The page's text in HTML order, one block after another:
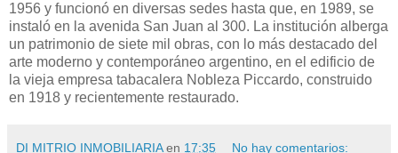
1956 y funcionó en diversas sedes hasta que, en 1989, se
instaló en la avenida San Juan al 300. La institución alberga
un patrimonio de siete mil obras, con lo más destacado del
arte moderno y contemporáneo argentino, en el edificio de
la vieja empresa tabacalera Nobleza Piccardo, construido
en 1918 y recientemente restaurado.
DI MITRIO INMOBILIARIA en 17:35 No hay comentarios: